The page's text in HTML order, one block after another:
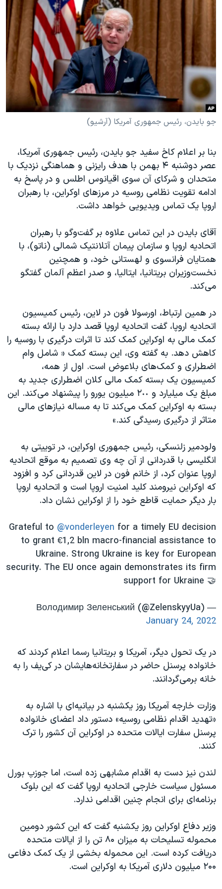
فرهنگ و زندگی
اقتصادی
علم و فناوری
اسرائیل در جنگ
گالری عکس
انتخابات ریاست جمهوری آمریکا ۲۰۲۴
حمله جمهوری اسلامی به اسرائیل
رمز مهسا
ورزش زنان در ایران
اعتراضات زن، زندگی، آزادی
مجموعه مستندهای دادخواهی
دادگاه حمید نوری
چهل سال گروگان‌گیری
قانون شفافیت دارائی کادر رهبری ایران
اعتراضات مردمی آبان ۹۸
نرگس محمدی برنده جایزه نوبل صلح
همایش محافظه‌کاران آمریکا «سی‌پک»
صفحه‌های ویژه
زبانهای مختلف
جو بایدن، رئیس جمهوری آمریکا (آرشیو)
بنا بر اعلام کاخ سفید جو بایدن، رئیس جمهوری آمریکا،
عصر دوشنبه ۴ بهمن با هدف رایزنی و هماهنگی نزدیک با
متحدان و شرکای آن سوی اقیانوس اطلس و در پاسخ به
ادامه تقویت نظامی روسیه در مرزهای اوکراین، با رهبران
اروپا یک تماس ویدیویی خواهد داشت.
آقای بایدن در این تماس علاوه بر گفت‌وگو با رهبران
اتحادیه اروپا و سازمان پیمان آتلانتیک شمالی (ناتو)، با
همتایان فرانسوی و لهستانی خود، و همچنین
نخست‌وزیران بریتانیا، ایتالیا، و صدر اعظم آلمان گفتگو
می‌کند.
در همین ارتباط، اورسولا فون در لاین، رئیس کمیسیون
اتحادیه اروپا، گفت اتحادیه اروپا قصد دارد با ارائه بسته
کمک مالی به اوکراین کمک کند تا اثرات درگیری با روسیه را
کاهش دهد. به گفته وی، این بسته کمک « شامل وام
اضطراری و کمک‌های بلاعوض است. اول از همه،
کمیسیون یک بسته کمک مالی کلان اضطراری جدید به
مبلغ یک میلیارد و ٢٠٠ میلیون یورو را پیشنهاد می‌کند. این
بسته به اوکراین کمک می‌کند تا به مساله نیازهای مالی
متاثر از درگیری رسیدگی کند.»
ولودمیر زلنسکی، رئیس جمهوری اوکراین، در توییتی به
انگلیسی با قدردانی از آن چه وی تصمیم به موقع اتحادیه
اروپا عنوان کرد، از خانم فون در لاین قدردانی کرد و افزود
که اوکراین نیرومند کلید امنیت اروپا است و اتحادیه اروپا
بار دیگر حمایت قاطع خود را از اوکراین نشان داد.
Grateful to @vonderleyen for a timely EU decision
to grant €1,2 bln macro-financial assistance to
Ukraine. Strong Ukraine is key for European
security. The EU once again demonstrates its firm
support for Ukraine 🤝
— Володимир Зеленський (@ZelenskyyUa)
January 24, 2022
در یک تحول دیگر، آمریکا و بریتانیا رسما اعلام کردند که
خانواده پرسنل حاضر در سفارتخانه‌هایشان در کی‌یف را به
خانه برمی‌گردانند.
وزارت خارجه آمریکا روز یکشنبه در بیانیه‌ای با اشاره به
«تهدید اقدام نظامی روسیه» دستور داد اعضای خانواده
پرسنل سفارت ایالات متحده در اوکراین آن کشور را ترک
کنند.
لندن نیز دست به اقدام مشابهی زده است، اما جوزپ بورل
مسئول سیاست خارجی اتحادیه اروپا گفت که این بلوک
برنامه‌ای برای انجام چنین اقدامی ندارد.
وزیر دفاع اوکراین روز یکشنبه گفت که این کشور دومین
محموله تسلیحات به میزان ۸۰ تن را از ایالات متحده
دریافت کرده است. این محموله بخشی از یک کمک‌ دفاعی
۲۰۰ میلیون دلاری آمریکا به اوکراین است.